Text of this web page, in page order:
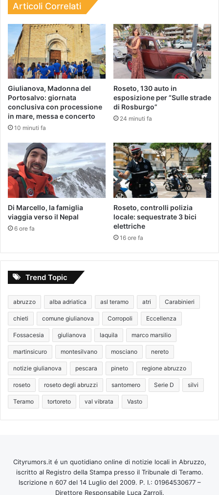
Articoli Correlati
Giulianova, Madonna del
Portosalvo: giornata
conclusiva con processione
in mare, messa e concerto
10 minuti fa
Roseto, 130 auto in
esposizione per “Sulle strade
di Rosburgo”
24 minuti fa
Di Marcello, la famiglia
viaggia verso il Nepal
6 ore fa
Roseto, controlli polizia
locale: sequestrate 3 bici
elettriche
16 ore fa
Trend Topic
abruzzo alba adriatica asl teramo atri Carabinieri
chieti comune giulianova Corropoli Eccellenza
Fossacesia giulianova laquila marco marsilio
martinsicuro montesilvano mosciano nereto
notizie giulianova pescara pineto regione abruzzo
roseto roseto degli abruzzi santomero Serie D silvi
Teramo tortoreto val vibrata Vasto
Cityrumors.it é un quotidiano online di notizie locali in Abruzzo,
iscritto al Registro della Stampa presso il Tribunale di Teramo.
Iscrizione n 607 del 14 Luglio del 2009. P. I.: 01964530677 –
Direttore Responsabile Luca Zarroli.